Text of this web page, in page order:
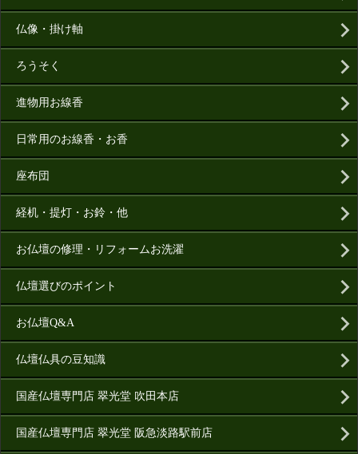
仏像・掛け軸
ろうそく
進物用お線香
日常用のお線香・お香
座布団
経机・提灯・お鈴・他
お仏壇の修理・リフォームお洗濯
仏壇選びのポイント
お仏壇Q&A
仏壇仏具の豆知識
国産仏壇専門店 翠光堂 吹田本店
国産仏壇専門店 翠光堂 阪急淡路駅前店